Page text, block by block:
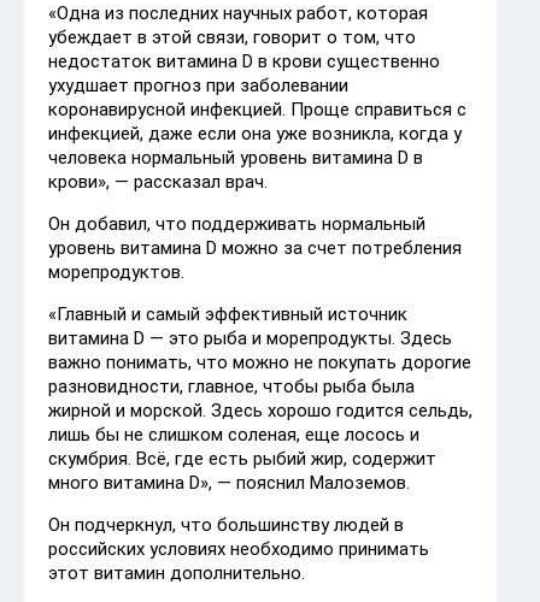
«Одна из последних научных работ, которая
убеждает в этой связи, говорит о том, что
недостаток витамина D в крови существенно
ухудшает прогноз при заболевании
коронавирусной инфекцией. Проще справиться с
инфекцией, даже если она уже возникла, когда у
человека нормальный уровень витамина D в
крови», — рассказал врач.
Он добавил, что поддерживать нормальный
уровень витамина D можно за счет потребления
морепродуктов.
«Главный и самый эффективный источник
витамина D — это рыба и морепродукты. Здесь
важно понимать, что можно не покупать дорогие
разновидности, главное, чтобы рыба была
жирной и морской. Здесь хорошо годится сельдь,
лишь бы не слишком соленая, еще лосось и
скумбрия. Всё, где есть рыбий жир, содержит
много витамина D», — пояснил Малоземов.
Он подчеркнул, что большинству людей в
российских условиях необходимо принимать
этот витамин дополнительно.